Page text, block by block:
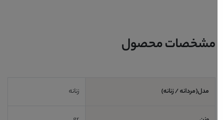
مشخصات محصول
مدل(مردانه / زنانه) زنانه